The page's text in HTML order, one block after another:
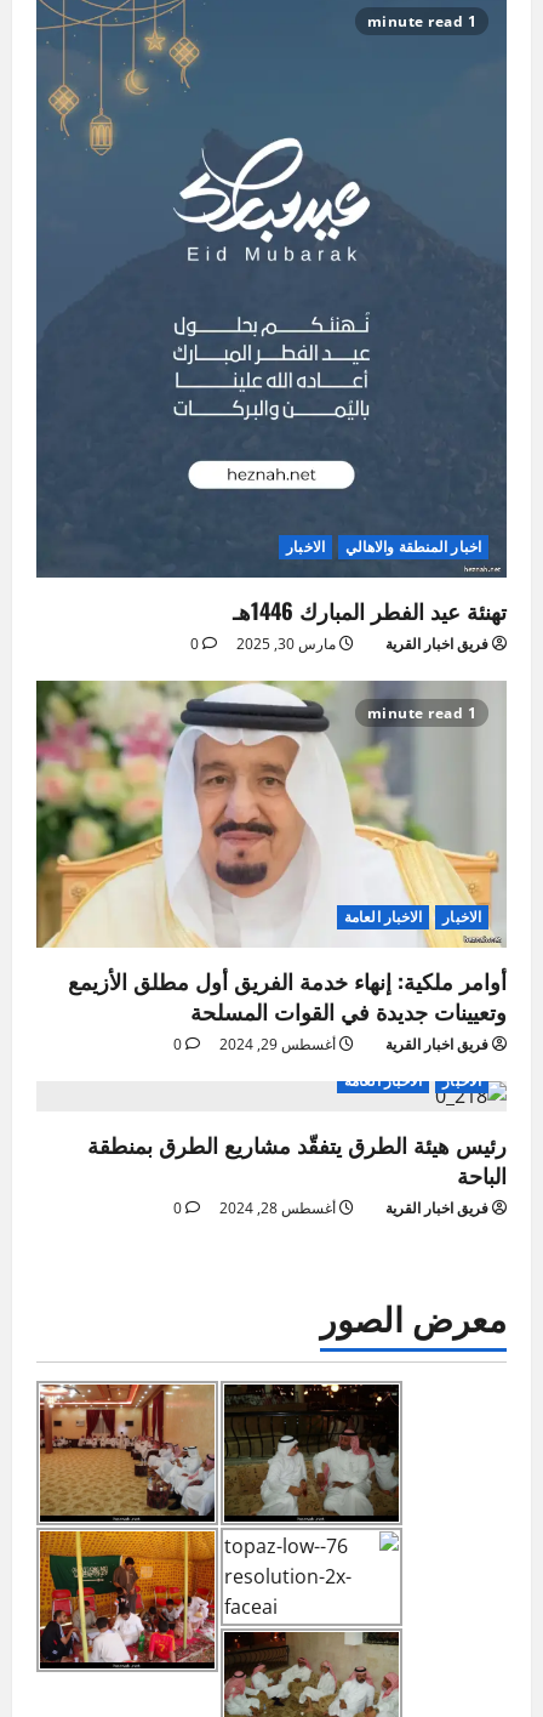
1 minute read
اخبار المنطقة والاهالي الاخبار
تهنئة عيد الفطر المبارك 1446هـ
فريق اخبار القرية مارس 30, 2025 0
1 minute read
الاخبار الاخبار العامة
أوامر ملكية: إنهاء خدمة الفريق أول مطلق الأزيمع
وتعيينات جديدة في القوات المسلحة
فريق اخبار القرية أغسطس 29, 2024
0
الاخبار
الاخبار العامة
رئيس هيئة الطرق يتفقّد مشاريع الطرق بمنطقة
الباحة
فريق اخبار القرية أغسطس 28, 2024 0
معرض الصور